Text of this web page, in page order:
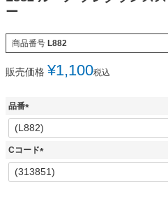
ー
商品番号 L882
販売価格 ¥1,100税込
品番
(
必
須
Cコード
(
必